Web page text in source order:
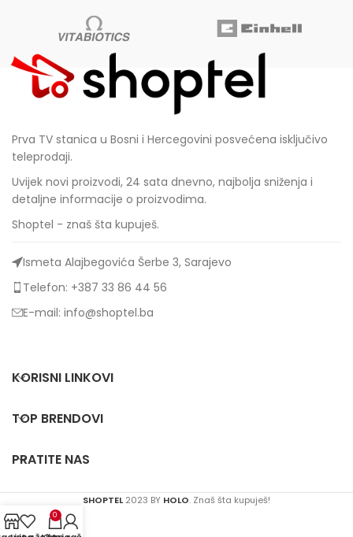
Prva TV stanica u Bosni i Hercegovini posvećena isključivo
teleprodaji.
Uvijek novi proizvodi, 24 sata dnevno, najbolja sniženja i
detaljne informacije o proizvodima.
Shoptel - znaš šta kupuješ.
Ismeta Alajbegovića Šerbe 3, Sarajevo
Telefon: +387 33 86 44 56
E-mail: info@shoptel.ba
KORISNI LINKOVI
TOP BRENDOVI
PRATITE NAS
SHOPTEL 2023 BY HOLO. Znaš šta kupuješ!
0